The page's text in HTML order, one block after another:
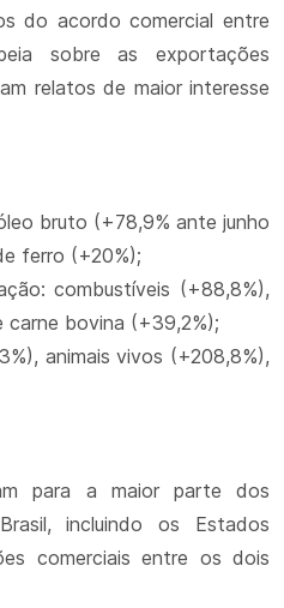
do acordo comercial entre
sobre as exportações
relatos de maior interesse
bruto (+78,9% ante junho
ferro (+20%);
combustíveis (+88,8%),
carne bovina (+39,2%);
animais vivos (+208,8%),
para a maior parte dos
incluindo os Estados
comerciais entre os dois